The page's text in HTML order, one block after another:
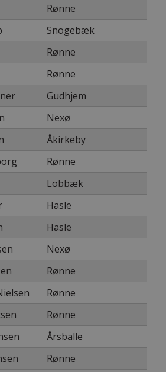
Rønne
Snogebæk
Rønne
Rønne
Gudhjem
Nexø
Åkirkeby
Rønne
Lobbæk
Hasle
Hasle
Nexø
Rønne
Rønne
Rønne
Årsballe
Rønne